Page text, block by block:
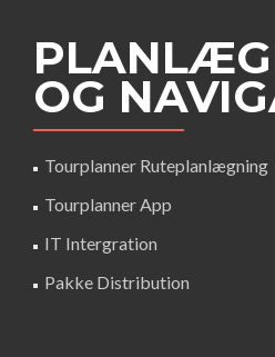
OG
Tourplanner Ruteplanlægning
Tourplanner App
IT Intergration
Pakke Distribution